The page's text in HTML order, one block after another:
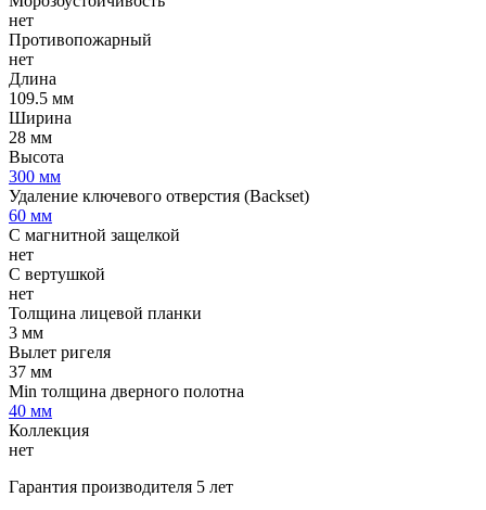
нет
Противопожарный
нет
Длина
109.5 мм
Ширина
28 мм
Высота
300 мм
Удаление ключевого отверстия (Backset)
60 мм
С магнитной защелкой
нет
С вертушкой
нет
Толщина лицевой планки
3 мм
Вылет ригеля
37 мм
Min толщина дверного полотна
40 мм
Коллекция
нет
Гарантия производителя 5 лет